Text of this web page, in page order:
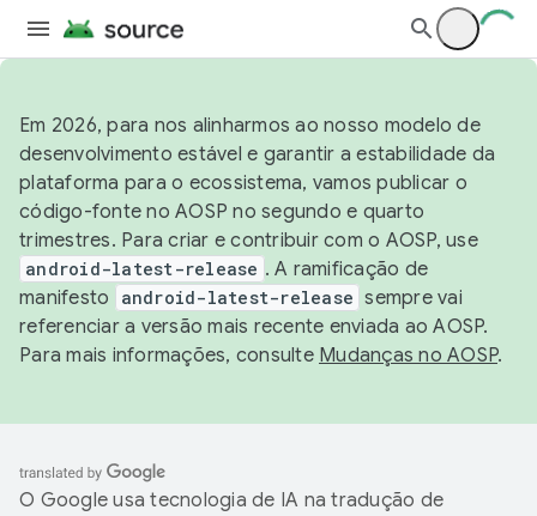
Em 2026, para nos alinharmos ao nosso modelo de
desenvolvimento estável e garantir a estabilidade da
plataforma para o ecossistema, vamos publicar o
código-fonte no AOSP no segundo e quarto
trimestres. Para criar e contribuir com o AOSP, use
android-latest-release . A ramificação de
manifesto
android-latest-release sempre vai
referenciar a versão mais recente enviada ao AOSP.
Para mais informações, consulte Mudanças no AOSP.
O Google usa tecnologia de IA na tradução de